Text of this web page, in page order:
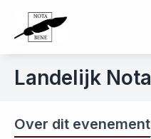
Over dit evenement